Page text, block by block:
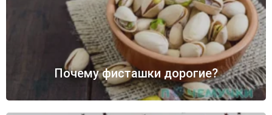
Почему фисташки дорогие?